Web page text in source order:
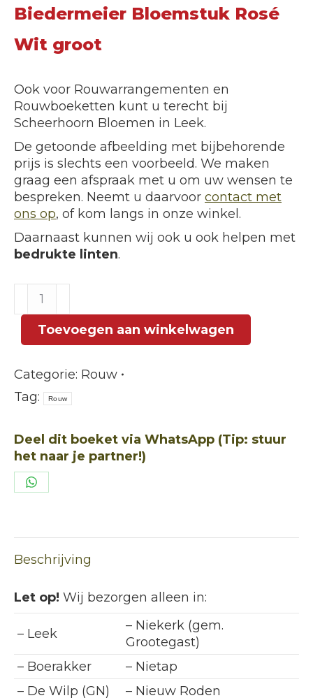
Biedermeier Bloemstuk Rosé
Wit groot
Ook voor Rouwarrangementen en
Rouwboeketten kunt u terecht bij
Scheerhoorn Bloemen in Leek.
De getoonde afbeelding met bijbehorende
prijs is slechts een voorbeeld. We maken
graag een afspraak met u om uw wensen te
bespreken. Neemt u daarvoor contact met
ons op, of kom langs in onze winkel.
Daarnaast kunnen wij ook u ook helpen met
bedrukte linten.
Biedermeier
Bloemstuk
Rosé
Wit
aantal
Toevoegen aan winkelwagen
Categorie: Rouw
Tag:
Rouw
Deel dit boeket via WhatsApp (Tip: stuur
het naar je partner!)
Deel
Beschrijving
Let op! Wij bezorgen alleen in:
– Leek
– Niekerk (gem.
Grootegast)
– Boerakker
– Nietap
– De Wilp (GN)
– Nieuw Roden